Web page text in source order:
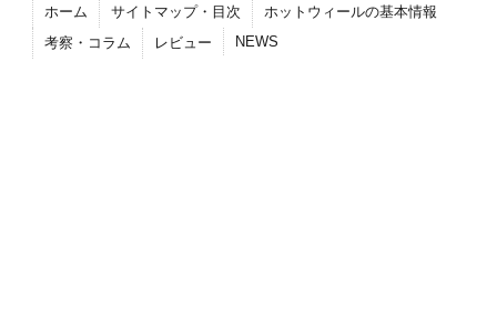
ホーム サイトマップ・目次
ホットウィールの基本情報
考察・コラム
レビュー NEWS